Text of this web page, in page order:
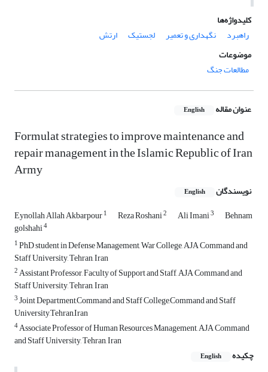
کلیدواژه‌ها
راهبرد
نگهداری و تعمیر لجستیک
ارتش
موضوعات
مطالعات جنگ
عنوان مقاله English
Formulat strategies to improve maintenance and
repair management in the Islamic Republic of Iran
Army
نویسندگان English
Eynollah Allah Akbarpour1 Reza Roshani2 Ali Imani3 Behnam
golshahi4
1PhD student in Defense Management, War College, AJA Command and
Staff University, Tehran, Iran
2Assistant Professor, Faculty of Support and Staff, AJA Command and
Staff University, Tehran, Iran
3Joint Department,Command and Staff College,Command and Staff
University,Tehran,Iran
4Associate Professor of Human Resources Management, AJA Command
and Staff University, Tehran, Iran
چکیده
English